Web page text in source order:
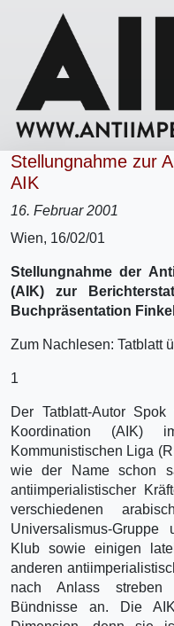
Stellungnahme zur
AIK
16. Februar 2001
Wien, 16/02/01
Stellungnahme der
(AIK) zur
Buchpräsentation
Zum Nachlesen: Tatblatt
1
Der Tatblatt-Autor Spok
Koordination (AIK)
Kommunistischen Liga
wie der Name schon
antiimperialistischer
verschiedenen
Universalismus-
Klub sowie einigen
anderen
nach Anlass streben
Bündnisse an. Die